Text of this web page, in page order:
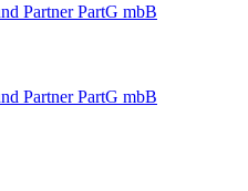
Partner PartG mbB
Partner PartG mbB